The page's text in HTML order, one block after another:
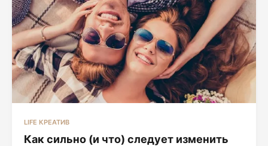
LIFE КРЕАТИВ
Как сильно (и что) следует изменить